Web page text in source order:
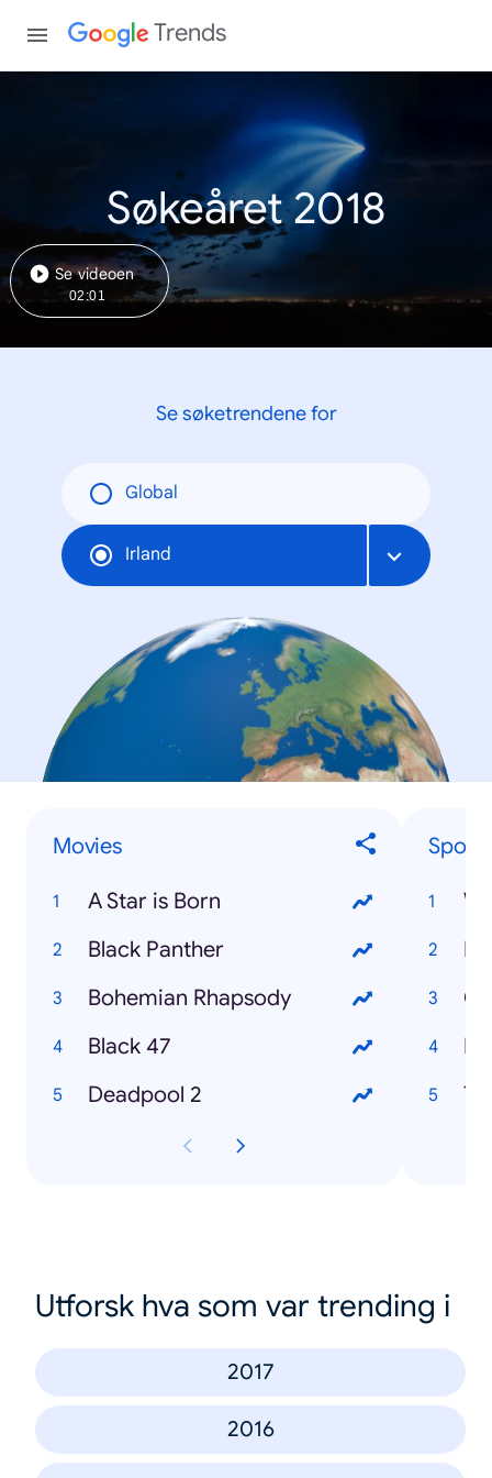
Trends
Søkeåret 2018
Se videoen
02:01
Se søketrendene for
Global
Irland
Movies
A Star is Born
Black Panther
Bohemian Rhapsody
Black 47
Deadpool 2
Utforsk hva som var trending i
2017
2016